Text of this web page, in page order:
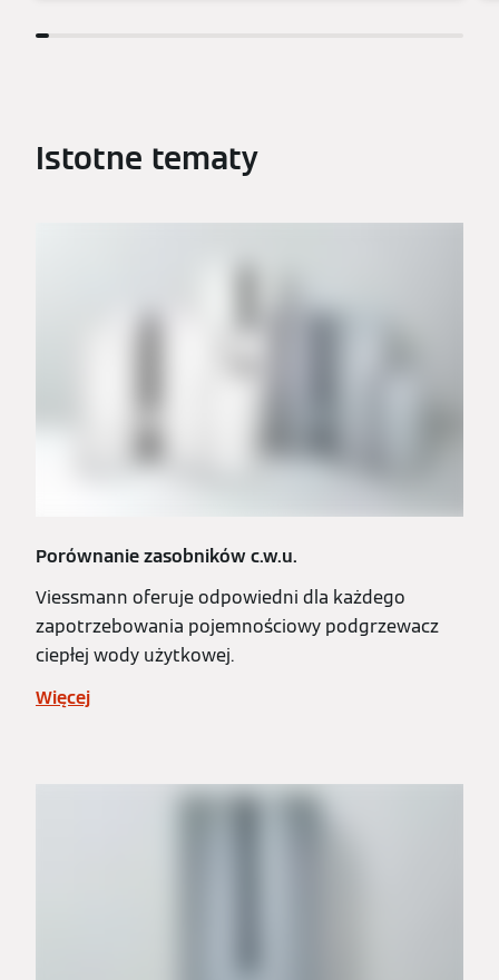
Istotne tematy
Porównanie zasobników c.w.u.
Viessmann oferuje odpowiedni dla każdego
zapotrzebowania pojemnościowy podgrzewacz
ciepłej wody użytkowej.
Więcej